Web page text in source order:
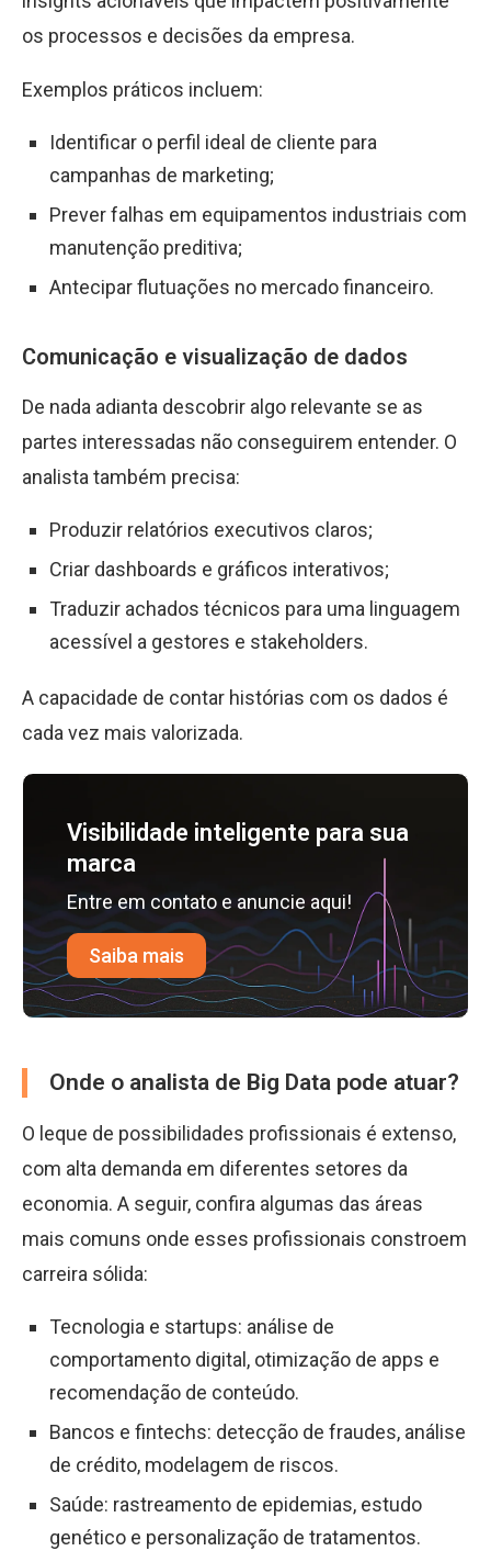
os processos e decisões da empresa.
Exemplos práticos incluem:
Identificar o perfil ideal de cliente para
campanhas de marketing;
Prever falhas em equipamentos industriais com
manutenção preditiva;
Antecipar flutuações no mercado financeiro.
Comunicação e visualização de dados
De nada adianta descobrir algo relevante se as
partes interessadas não conseguirem entender. O
analista também precisa:
Produzir relatórios executivos claros;
Criar dashboards e gráficos interativos;
Traduzir achados técnicos para uma linguagem
acessível a gestores e stakeholders.
A capacidade de contar histórias com os dados é
cada vez mais valorizada.
Visibilidade inteligente para sua
marca
Entre em contato e anuncie aqui!
Saiba mais
Onde o analista de Big Data pode atuar?
O leque de possibilidades profissionais é extenso,
com alta demanda em diferentes setores da
economia. A seguir, confira algumas das áreas
mais comuns onde esses profissionais constroem
carreira sólida:
Tecnologia e startups: análise de
comportamento digital, otimização de apps e
recomendação de conteúdo.
Bancos e fintechs: detecção de fraudes, análise
de crédito, modelagem de riscos.
Saúde: rastreamento de epidemias, estudo
genético e personalização de tratamentos.